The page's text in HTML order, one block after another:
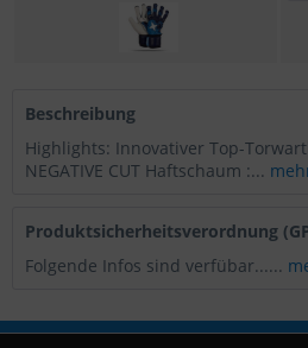
Beschreibung
Highlights: Innovativer Top-
NEGATIVE CUT Haftschaum :...
Produktsicherheitsverordnung
Folgende Infos sind verfübar......